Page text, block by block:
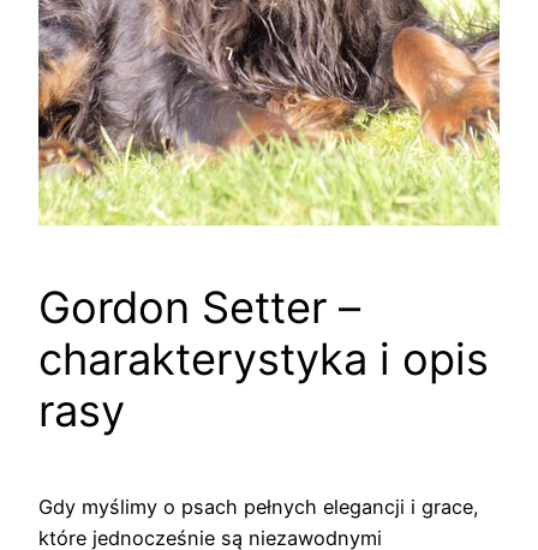
Gordon Setter –
charakterystyka i opis
rasy
Gdy myślimy o psach pełnych elegancji i grace,
które jednocześnie są niezawodnymi